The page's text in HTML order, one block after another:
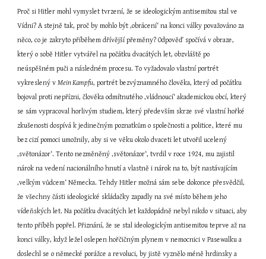
Proč si Hitler mohl vymyslet tvrzení, že se ideologickým antisemitou stal ve
Vídni? A stejně tak, proč by mohlo být ‚obrácení‘ na konci války považováno za
něco, co je zakryto příběhem dřívější přeměny? Odpověď spočívá v obraze,
který o sobě Hitler vytvářel na počátku dvacátých let, obzvláště po
neúspěšném puči a následném procesu. To vyžadovalo vlastní portrét
vykreslený v Mein Kampfu, portrét bezvýznamného člověka, který od počátku
bojoval proti nepřízni, člověka odmítnutého ‚vládnoucí‘ akademickou obcí, který
se sám vypracoval horlivým studiem, který především skrze své vlastní hořké
zkušenosti dospívá k jedinečným poznatkům o společnosti a politice, které mu
bez cizí pomoci umožnily, aby si ve věku okolo dvaceti let utvořil ucelený
‚světonázor‘. Tento nezměněný ‚světonázor‘, tvrdil v roce 1924, mu zajistil
nárok na vedení nacionálního hnutí a vlastně i nárok na to, být nastávajícím
‚velkým vůdcem‘ Německa. Tehdy Hitler možná sám sebe dokonce přesvědčil,
že všechny části ideologické skládačky zapadly na své místo během jeho
vídeňských let. Na počátku dvacátých let každopádně nebyl nikdo v situaci, aby
tento příběh popřel. Přiznání, že se stal ideologickým antisemitou teprve až na
konci války, když ležel oslepen hořčičným plynem v nemocnici v Pasewalku a
doslechl se o německé porážce a revoluci, by jistě vyznělo méně hrdinsky a